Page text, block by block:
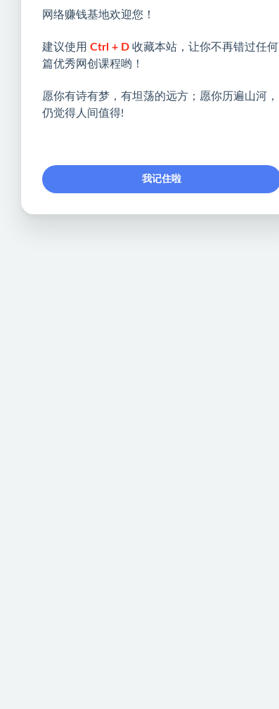
网络赚钱基地欢迎您！
建议使用 Ctrl + D 收藏本站，让你不再错过任何
篇优秀网创课程哟！
愿你有诗有梦，有坦荡的远方；愿你历遍山河，
仍觉得人间值得!
我记住啦